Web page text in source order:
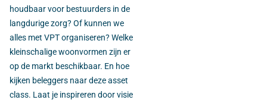
houdbaar voor bestuurders in de
langdurige zorg? Of kunnen we
alles met VPT organiseren? Welke
kleinschalige woonvormen zijn er
op de markt beschikbaar. En hoe
kijken beleggers naar deze asset
class. Laat je inspireren door visie